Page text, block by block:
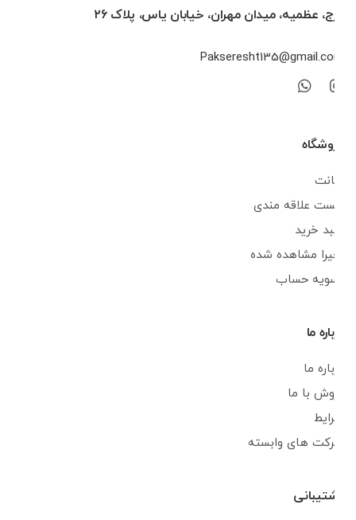
کرج، عظمیه، میدان مهران، خیابان یاس، پلاک ۲۶
Pakseresht135@gmail.com
فروشگاه
اکانت
لیست علاقه مندی
سبد خرید
اخیرا مشاهده شده
تسویه حساب
درباره ما
درباره ما
فروش با ما
شرایط
شرکت های وابسته
پشتیبانی